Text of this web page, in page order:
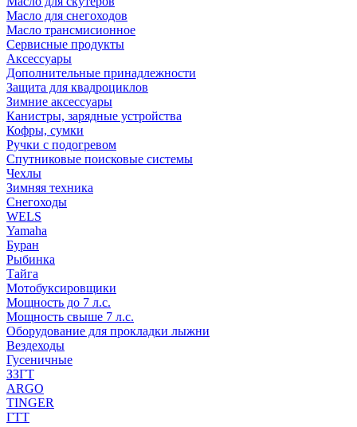
Масло для снегоходов
Масло трансмисионное
Сервисные продукты
Аксессуары
Дополнительные принадлежности
Защита для квадроциклов
Зимние аксессуары
Канистры, зарядные устройства
Кофры, сумки
Ручки с подогревом
Спутниковые поисковые системы
Чехлы
Зимняя техника
Снегоходы
WELS
Yamaha
Буран
Рыбинка
Тайга
Мотобуксировщики
Мощность до 7 л.с.
Мощность свыше 7 л.с.
Оборудование для прокладки лыжни
Вездеходы
Гусеничные
ЗЗГТ
ARGO
TINGER
ГТТ